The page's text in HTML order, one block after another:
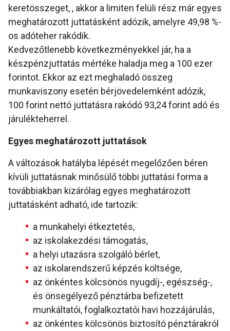
keretösszeget, , akkor a limiten felüli rész már egyes
meghatározott juttatásként adózik, amelyre 49,98 %-
os adóteher rakódik.
Kedvezőtlenebb következményekkel jár, ha a
készpénzjuttatás mértéke haladja meg a 100 ezer
forintot. Ekkor az ezt meghaladó összeg
munkaviszony esetén bérjövedelemként adózik,
100 forint nettó juttatásra rakódó 93,24 forint adó és
járulékteherrel.
Egyes meghatározott juttatások
A változások hatályba lépését megelőzően béren
kívüli juttatásnak minősülő többi juttatási forma a
továbbiakban kizárólag egyes meghatározott
juttatásként adható, ide tartozik:
a munkahelyi étkeztetés,
az iskolakezdési támogatás,
a helyi utazásra szolgáló bérlet,
az iskolarendszerű képzés költsége,
az önkéntes kölcsönös nyugdíj-, egészség-,
és önsegélyező pénztárba befizetett
munkáltatói, foglalkoztatói havi hozzájárulás,
az önkéntes kölcsönös biztosító pénztárakról